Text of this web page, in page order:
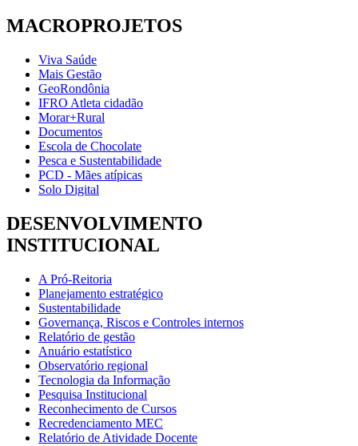
MACROPROJETOS
Viva Saúde
Mais Gestão
GeoRondônia
IFRO Atleta cidadão
Morar+Rural
Documentos
Escola de Chocolate
Pesca e Sustentabilidade
PCD - Mães atípicas
Solo Digital
DESENVOLVIMENTO
INSTITUCIONAL
A Pró-Reitoria
Planejamento estratégico
Sustentabilidade
Governança, Riscos e Controles internos
Relatório de gestão
Anuário estatístico
Observatório regional
Tecnologia da Informação
Pesquisa Institucional
Reconhecimento de Cursos
Recredenciamento MEC
Relatório de Atividade Docente